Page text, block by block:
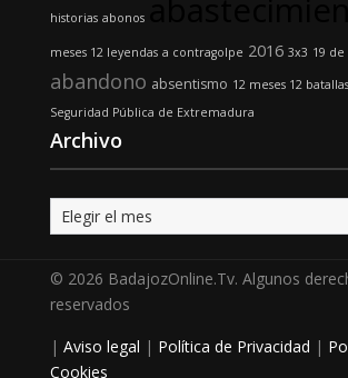
historias abonos
meses 12 leyendas a contragolpe 2016 3x3 19
abandono absentismo 12 meses 12 batallas
Seguridad Pública de Extremadura
Archivo
Archivo
© 2026 BadajozOnline.Tv. Algunos
reservados
| Aviso legal | Política de Privacidad |
Cookies